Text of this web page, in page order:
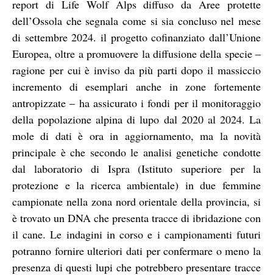
report di Life Wolf Alps diffuso da Aree protette
dell’Ossola che segnala come si sia concluso nel mese
di settembre 2024. il progetto cofinanziato dall’Unione
Europea, oltre a promuovere la diffusione della specie –
ragione per cui è inviso da più parti dopo il massiccio
incremento di esemplari anche in zone fortemente
antropizzate – ha assicurato i fondi per il monitoraggio
della popolazione alpina di lupo dal 2020 al 2024. La
mole di dati è ora in aggiornamento, ma la novità
principale è che secondo le analisi genetiche condotte
dal laboratorio di Ispra (Istituto superiore per la
protezione e la ricerca ambientale) in due femmine
campionate nella zona nord orientale della provincia, si
è trovato un DNA che presenta tracce di ibridazione con
il cane. Le indagini in corso e i campionamenti futuri
potranno fornire ulteriori dati per confermare o meno la
presenza di questi lupi che potrebbero presentare tracce